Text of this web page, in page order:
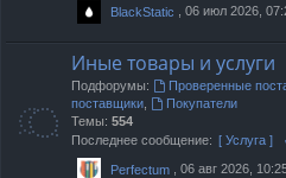
BlackStatic , 06 июл 2026,
Иные товары и услуги
Подфорумы: Проверенные
поставщики
Покупатели
Темы: 554
Последнее сообщение: [ Услуга ]
Perfectum , 06 авг 2026,